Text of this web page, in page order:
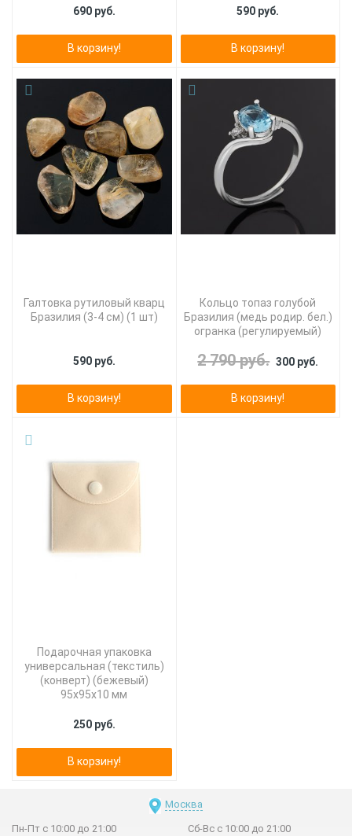
690 руб.
В корзину!
590 руб.
В корзину!
Галтовка рутиловый кварц
Бразилия (3-4 см) (1 шт)
590 руб.
В корзину!
Кольцо топаз голубой
Бразилия (медь родир. бел.)
огранка (регулируемый)
2 790 руб. 300 руб.
В корзину!
Подарочная упаковка
универсальная (текстиль)
(конверт) (бежевый)
95х95х10 мм
250 руб.
В корзину!
Москва
Пн-Пт с 10:00 до 21:00 Сб-Вс с 10:00 до 21:00